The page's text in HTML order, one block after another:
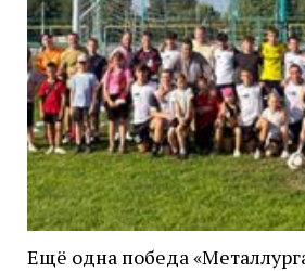
Ещё одна победа